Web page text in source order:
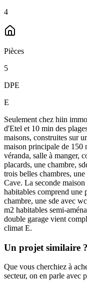
4
Pièces
5
DPE
E
Seulement chez hiin
d'Etel et 10 min des
maisons, construites sur
maison principale de 150
véranda, salle à manger,
placards, une chambre,
trois belles chambres,
Cave. La seconde
habitables comprend une
chambre, une sde avec
m2 habitables semi-
double garage vient
climat E.
Un projet similaire ?
Que vous cherchiez à
secteur, on en parle avec